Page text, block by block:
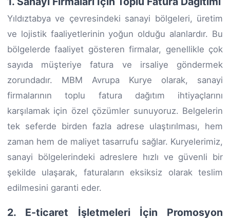
Yıldıztabya ve çevresindeki sanayi bölgeleri, üretim
ve lojistik faaliyetlerinin yoğun olduğu alanlardır. Bu
bölgelerde faaliyet gösteren firmalar, genellikle çok
sayıda müşteriye fatura ve irsaliye göndermek
zorundadır. MBM Avrupa Kurye olarak, sanayi
firmalarının toplu fatura dağıtım ihtiyaçlarını
karşılamak için özel çözümler sunuyoruz. Belgelerin
tek seferde birden fazla adrese ulaştırılması, hem
zaman hem de maliyet tasarrufu sağlar. Kuryelerimiz,
sanayi bölgelerindeki adreslere hızlı ve güvenli bir
şekilde ulaşarak, faturaların eksiksiz olarak teslim
edilmesini garanti eder.
2. E-ticaret İşletmeleri İçin Promosyon